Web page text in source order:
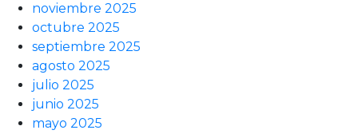
noviembre 2025
octubre 2025
septiembre 2025
agosto 2025
julio 2025
junio 2025
mayo 2025